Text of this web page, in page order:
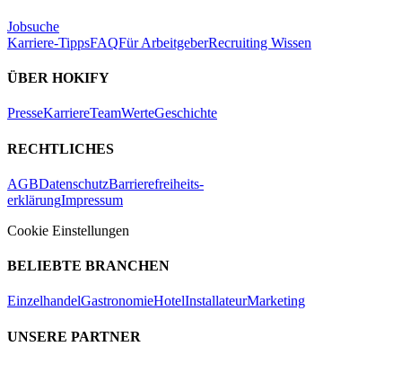
Jobsuche
Karriere-TippsFAQFür ArbeitgeberRecruiting Wissen
ÜBER HOKIFY
PresseKarriereTeamWerteGeschichte
RECHTLICHES
AGBDatenschutzBarrierefreiheits-
erklärungImpressum
Cookie Einstellungen
BELIEBTE BRANCHEN
EinzelhandelGastronomieHotelInstallateurMarketing
UNSERE PARTNER